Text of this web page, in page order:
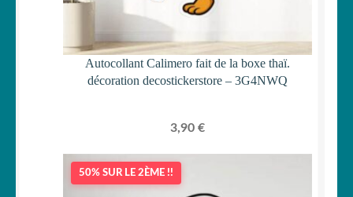
Autocollant Calimero fait de la boxe thaï.
décoration decostickerstore – 3G4NWQ
3,90 €
50% SUR LE 2ÈME !!